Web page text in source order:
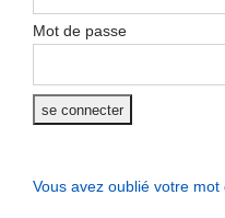
Mot de passe
Vous avez oublié votre mot